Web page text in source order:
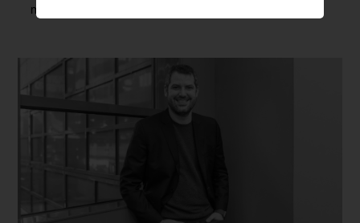
management & delivery president'